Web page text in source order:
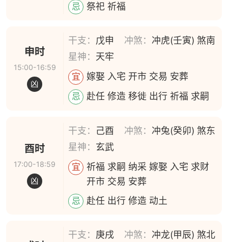
忌 祭祀 祈福
申时
15:00-16:59
凶
干支： 戊申 冲煞： 冲虎(壬寅) 煞南
星神： 天牢
宜 嫁娶 入宅 开市 交易 安葬
忌 赴任 修造 移徙 出行 祈福 求嗣
酉时
17:00-18:59
凶
干支： 己酉 冲煞： 冲兔(癸卯) 煞东
星神： 玄武
宜
祈福 求嗣 纳采 嫁娶 入宅 求财
开市 交易 安葬
忌 赴任 出行 修造 动土
干支： 庚戌 冲煞： 冲龙(甲辰) 煞北